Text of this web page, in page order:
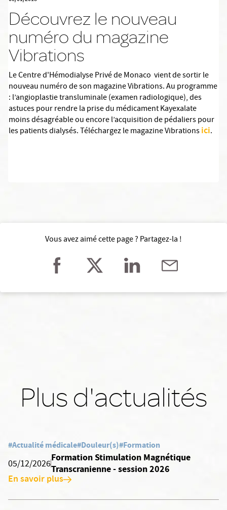
Découvrez le nouveau
numéro du magazine
Vibrations
Le Centre d'Hémodialyse Privé de Monaco vient de sortir le
nouveau numéro de son magazine Vibrations. Au programme
: l’angioplastie transluminale (examen radiologique), des
astuces pour rendre la prise du médicament Kayexalate
moins désagréable ou encore l’acquisition de pédaliers pour
les patients dialysés. Téléchargez le magazine Vibrationsici.
Vous avez aimé cette page ? Partagez-la !
Plus d'actualités
#Actualité médicale#Douleur(s)#Formation
05/12/2026
Formation Stimulation Magnétique
Transcranienne - session 2026
En savoir plus